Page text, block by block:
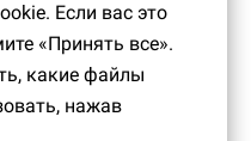
Ринальди (по прозвищу
выполнил Джузеппе
Перезинотти. Общее
князь.
Если вас это
«Принять все».
какие файлы
нажав